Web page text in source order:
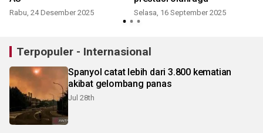
Rabu, 24 Desember 2025 Selasa, 16 September 2025
Terpopuler - Internasional
Spanyol catat lebih dari 3.800 kematian
akibat gelombang panas
Jul 28th